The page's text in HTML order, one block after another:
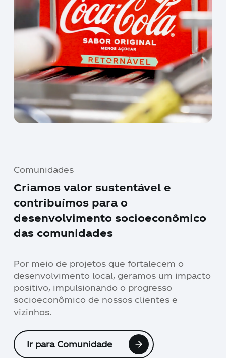
Comunidades
Criamos valor sustentável e
contribuímos para o
desenvolvimento socioeconômico
das comunidades
Por meio de projetos que fortalecem o
desenvolvimento local, geramos um impacto
positivo, impulsionando o progresso
socioeconômico de nossos clientes e
vizinhos.
Ir para Comunidade